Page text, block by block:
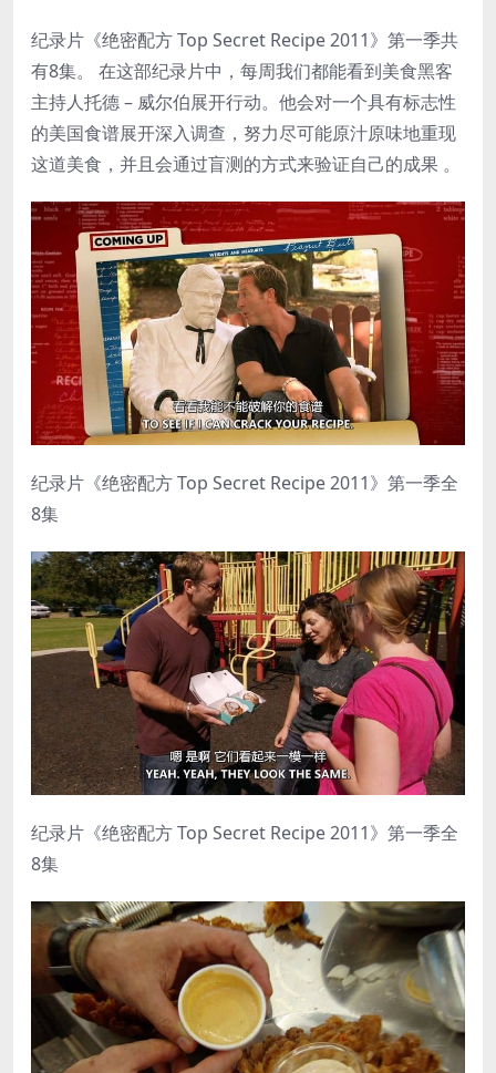
纪录片《绝密配方 Top Secret Recipe 2011》第一季共
有8集。 在这部纪录片中，每周我们都能看到美食黑客
主持人托德 – 威尔伯展开行动。他会对一个具有标志性
的美国食谱展开深入调查，努力尽可能原汁原味地重现
这道美食，并且会通过盲测的方式来验证自己的成果 。
纪录片《绝密配方 Top Secret Recipe 2011》第一季全
8集
纪录片《绝密配方 Top Secret Recipe 2011》第一季全
8集